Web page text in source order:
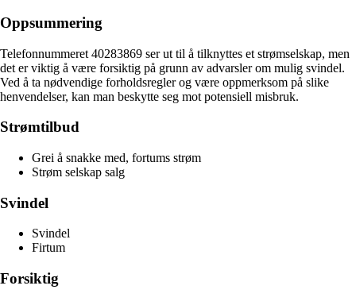
Oppsummering
Telefonnummeret 40283869 ser ut til å tilknyttes et strømselskap, men
det er viktig å være forsiktig på grunn av advarsler om mulig svindel.
Ved å ta nødvendige forholdsregler og være oppmerksom på slike
henvendelser, kan man beskytte seg mot potensiell misbruk.
Strømtilbud
Grei å snakke med, fortums strøm
Strøm selskap salg
Svindel
Svindel
Firtum
Forsiktig